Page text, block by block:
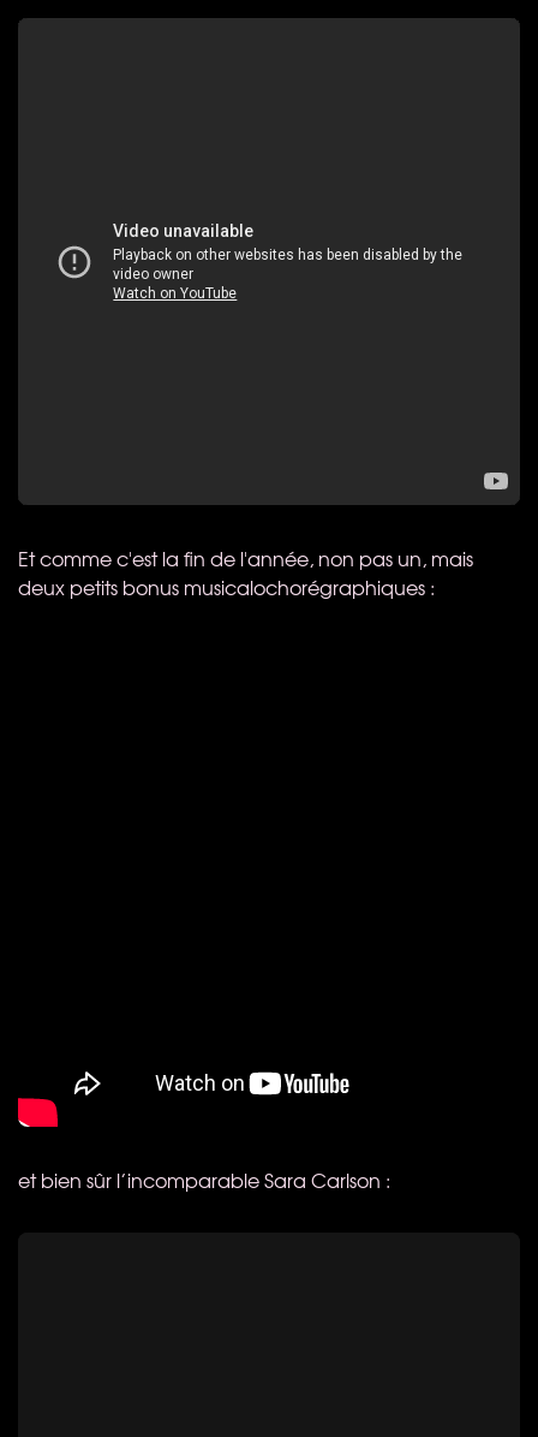
Et comme c'est la fin de l'année, non pas un, mais
deux petits bonus musicalochorégraphiques :
et bien sûr l’incomparable Sara Carlson :